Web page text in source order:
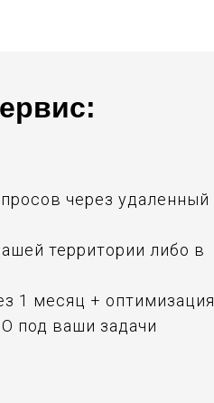
через удаленный
территории либо в
1 месяц + оптимизация
под ваши задачи